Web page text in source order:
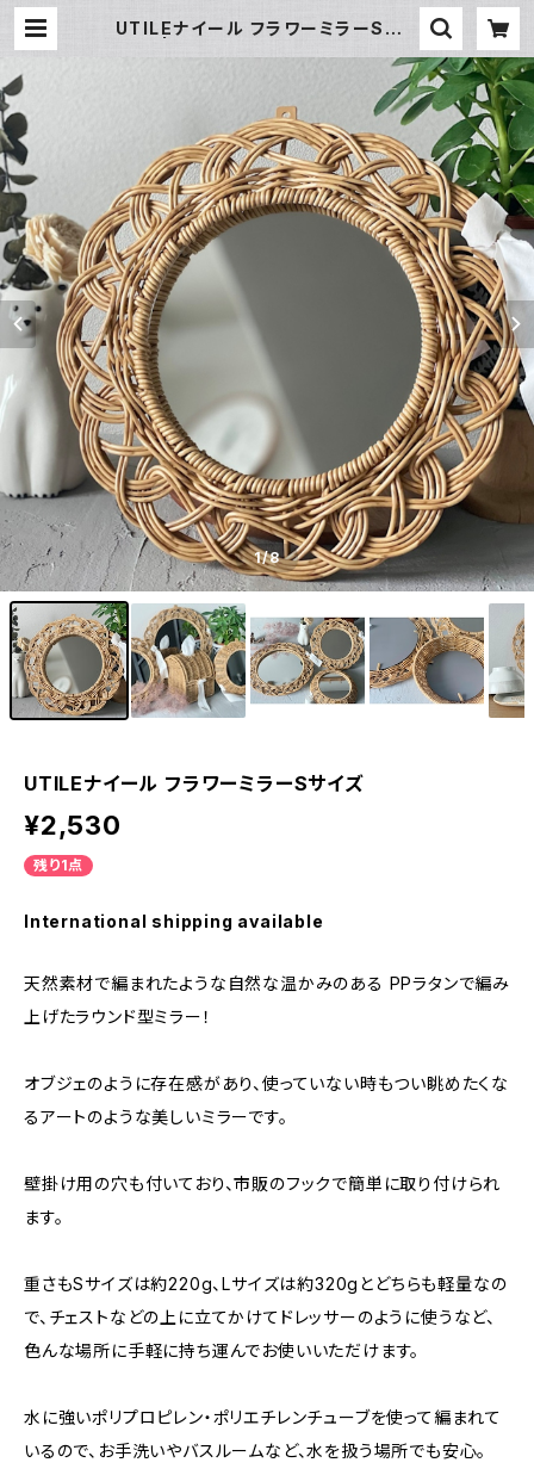
UTILEナイール フラワーミラーSサイ
1/8
UTILEナイール フラワーミラーSサイズ
¥2,530
残り1点
International shipping available
天然素材で編まれたような自然な温かみのある PPラタンで編み
上げたラウンド型ミラー！
オブジェのように存在感があり、使っていない時もつい眺めたくな
るアートのような美しいミラーです。
壁掛け用の穴も付いており、市販のフックで簡単に取り付けられ
ます。
重さもSサイズは約220g、Lサイズは約320gとどちらも軽量なの
で、チェストなどの上に立てかけてドレッサーのように使うなど、
色んな場所に手軽に持ち運んでお使いいただけます。
水に強いポリプロピレン・ポリエチレンチューブを使って編まれて
いるので、お手洗いやバスルームなど、水を扱う場所でも安心。